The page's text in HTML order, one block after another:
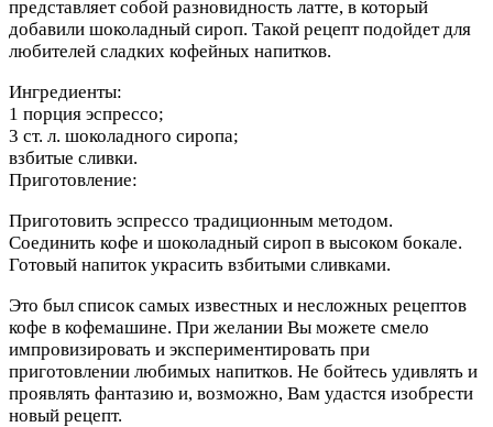
представляет собой разновидность латте, в который
добавили шоколадный сироп. Такой рецепт подойдет для
любителей сладких кофейных напитков.
Ингредиенты:
1 порция эспрессо;
3 ст. л. шоколадного сиропа;
взбитые сливки.
Приготовление:
Приготовить эспрессо традиционным методом.
Соединить кофе и шоколадный сироп в высоком бокале.
Готовый напиток украсить взбитыми сливками.
Это был список самых известных и несложных рецептов
кофе в кофемашине. При желании Вы можете смело
импровизировать и экспериментировать при
приготовлении любимых напитков. Не бойтесь удивлять и
проявлять фантазию и, возможно, Вам удастся изобрести
новый рецепт.